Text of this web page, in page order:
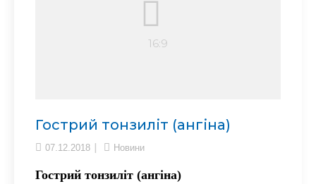
Гострий тонзиліт (ангіна)
07.12.2018 Новини
Гострий тонзиліт (ангіна)